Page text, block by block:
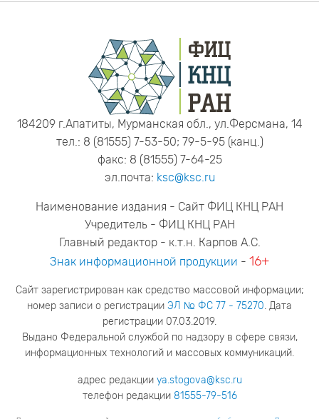
184209 г.Апатиты, Мурманская обл., ул.Ферсмана, 14
тел.: 8 (81555) 7-53-50; 79-5-95 (канц.)
факс: 8 (81555) 7-64-25
эл.почта: ksc@ksc.ru
Наименование издания - Сайт ФИЦ КНЦ РАН
Учредитель - ФИЦ КНЦ РАН
Главный редактор - к.т.н. Карпов А.С.
Знак информационной продукции - 16+
Сайт зарегистрирован как средство массовой информации;
номер записи о регистрации ЭЛ № ФС 77 - 75270. Дата
регистрации 07.03.2019.
Выдано Федеральной службой по надзору в сфере связи,
информационных технологий и массовых коммуникаций.
адрес редакции ya.stogova@ksc.ru
телефон редакции 81555-79-516